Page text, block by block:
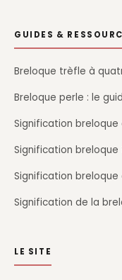
GUIDES &
Breloque trèfle à
Breloque perle : le
Signification
Signification
Signification
Signification de la
LE SITE